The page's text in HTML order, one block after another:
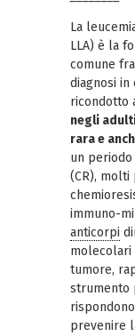
La
LLA) è la
comune
diagnosi in
ricondotto
negli
rara e
un periodo
(CR),
immuno-
anticorpi
tumore,
strumento
prevenire